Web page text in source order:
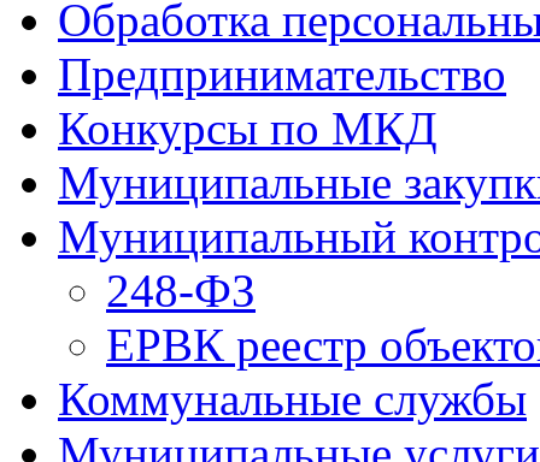
Обработка
Предпринимательство
Конкурсы по МКД
Муниципальные
Муниципальный
248-ФЗ
ЕРВК реестр
Коммунальные службы